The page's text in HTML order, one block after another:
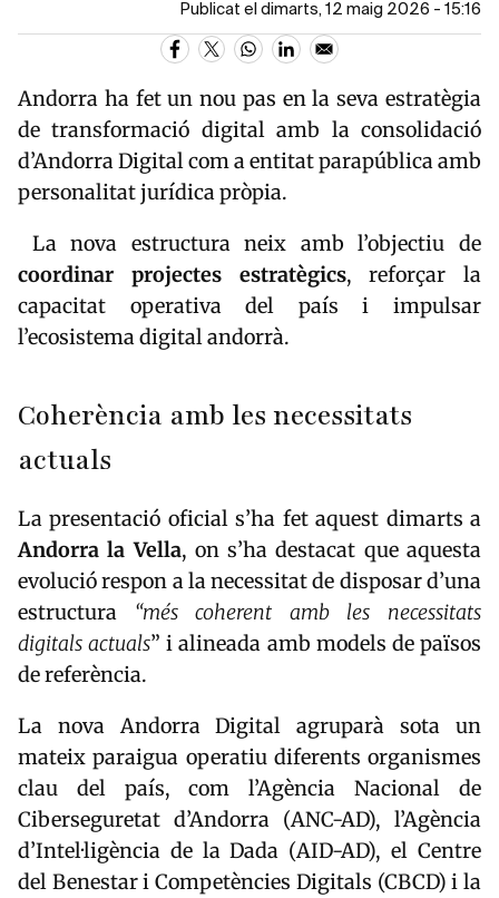
Publicat el dimarts, 12 maig 2026 - 15:16
Andorra ha fet un nou pas en la seva estratègia
de transformació digital amb la consolidació
d’Andorra Digitalcom a entitat parapública amb
personalitat jurídica pròpia.
La nova estructura neix amb l’objectiu de
coordinar projectes estratègics, reforçar la
capacitat operativa del país i impulsar
l’ecosistema digital andorrà.
Coherència amb les necessitats
actuals
La presentació oficial s’ha fet aquest dimarts a
Andorra la Vella, on s’ha destacat que aquesta
evolució respon a la necessitat de disposar d’una
estructura “més coherent amb les necessitats
digitals actuals” i alineada amb models de països
de referència.
La nova Andorra Digital agruparà sota un
mateix paraigua operatiu diferents organismes
clau del país, com l’Agència Nacional de
Ciberseguretat d’Andorra (ANC-AD), l’Agència
d’Intel·ligència de la Dada (AID-AD), el Centre
del Benestar i Competències Digitals (CBCD) i la